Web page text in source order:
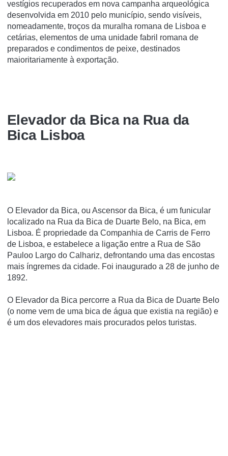
vestígios recuperados em nova campanha arqueológica
desenvolvida em 2010 pelo município, sendo visíveis,
nomeadamente, troços da muralha romana de Lisboa e
cetárias, elementos de uma unidade fabril romana de
preparados e condimentos de peixe, destinados
maioritariamente à exportação.
Elevador da Bica na Rua da
Bica Lisboa
O Elevador da Bica, ou Ascensor da Bica, é um funicular
localizado na Rua da Bica de Duarte Belo, na Bica, em
Lisboa. É propriedade da Companhia de Carris de Ferro
de Lisboa, e estabelece a ligação entre a Rua de São
Pauloo Largo do Calhariz, defrontando uma das encostas
mais í­ngremes da cidade. Foi inaugurado a 28 de junho de
1892.
O Elevador da Bica percorre a Rua da Bica de Duarte Belo
(o nome vem de uma bica de água que existia na região) e
é um dos elevadores mais procurados pelos turistas.